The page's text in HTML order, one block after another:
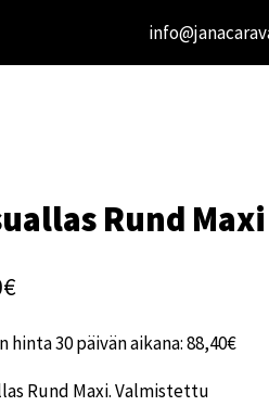
Rund Maxi
€
hinta 30 päivän aikana:88,40€
Rund Maxi. Valmistettu